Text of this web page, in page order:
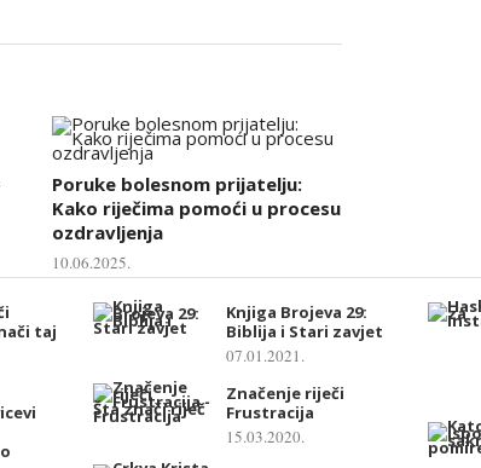
Poruke bolesnom prijatelju:
Kako riječima pomoći u procesu
ozdravljenja
10.06.2025.
taj
Knjiga Brojeva 29:
Biblija i Stari zavjet
07.01.2021.
Značenje riječi
Frustracija
15.03.2020.